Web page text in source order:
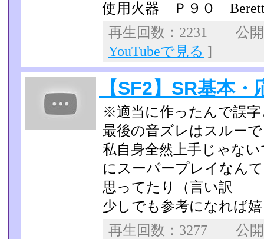
使用火器 Ｐ９０
再生回数：2231 公
YouTubeで見る ]
【SF2】SR基本・
※適当に作ったんで誤
最後の音ズレはスルー
私自身全然上手じゃな
にスーパープレイなん
思ってたり（言い訳
少しでも参考になれば
再生回数：3277 公